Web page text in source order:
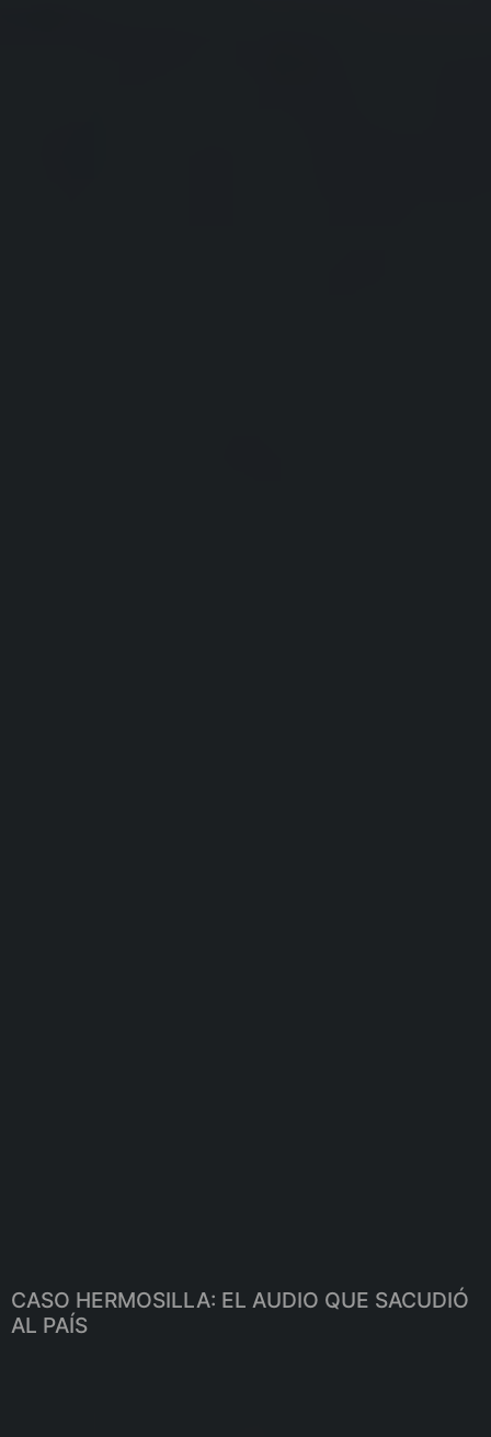
CASO HERMOSILLA: EL AUDIO QUE SACUDIÓ
AL PAÍS